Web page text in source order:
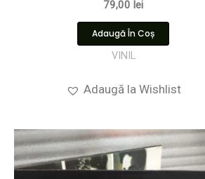
79,00 lei
Adaugă În Coș
VINIL
Adaugă la Wishlist